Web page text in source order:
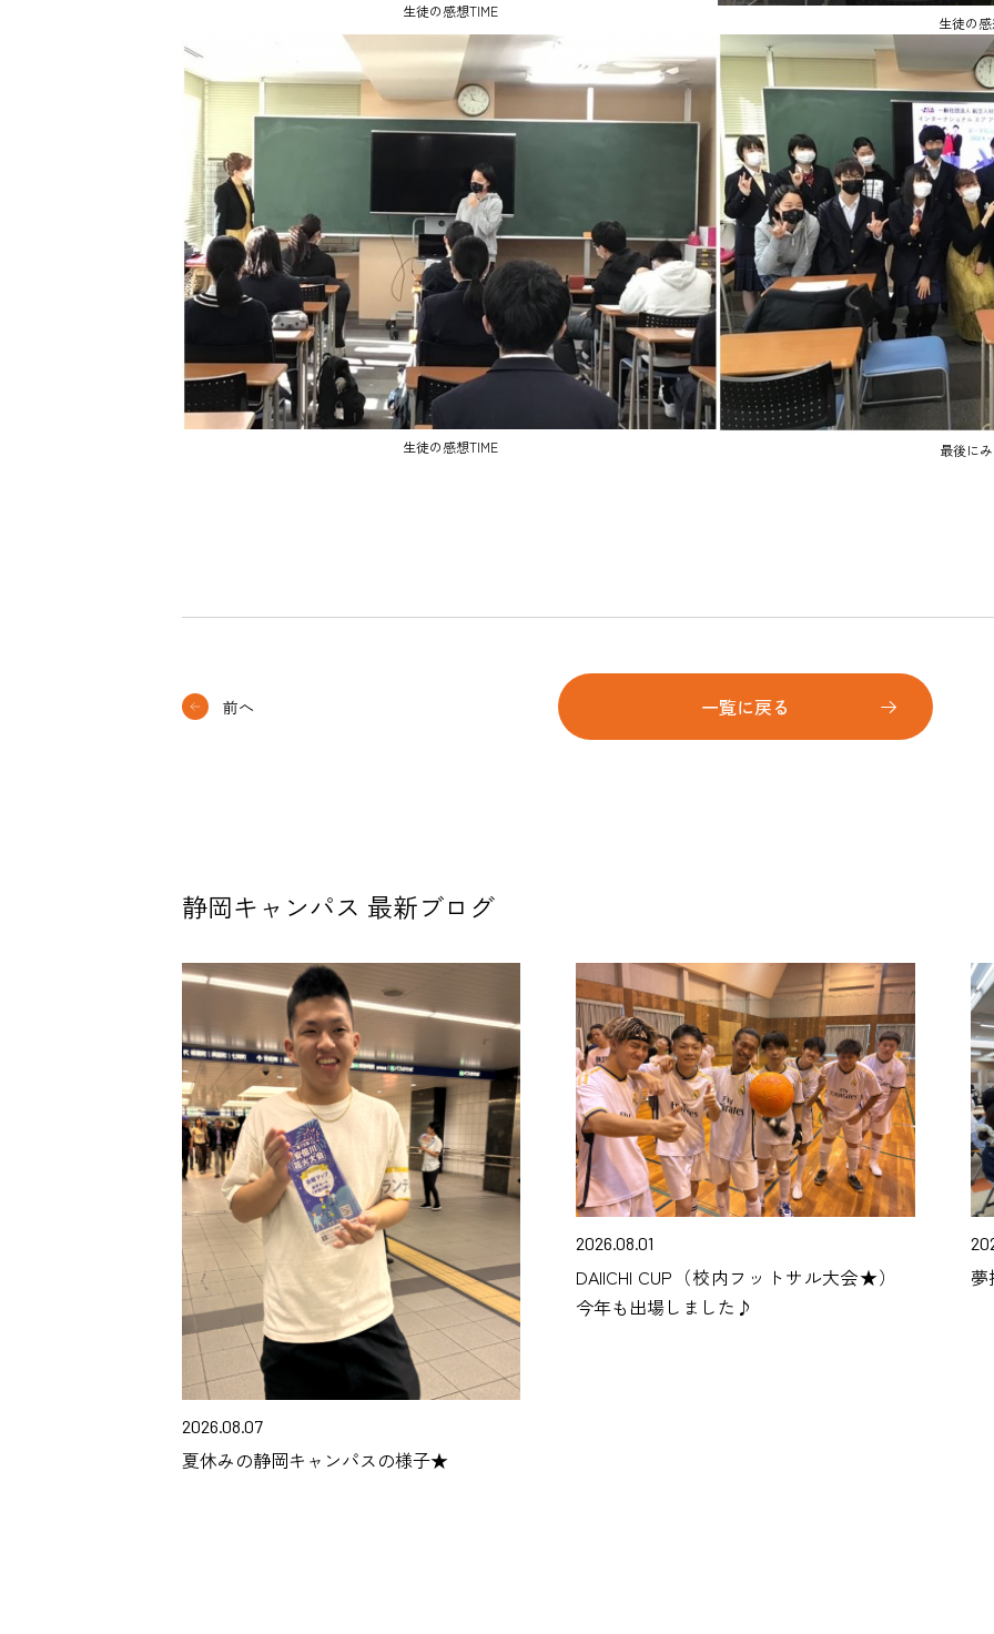
生徒の感想TIME
生徒の
生徒の感想TIME 最後に
前へ 一覧に戻る
静岡キャンパス 最新ブログ
2026.08.07
夏休みの静岡キャンパスの様子★
2026.08.01
DAIICHI CUP（校内フットサル大会★）
今年も出場しました♪